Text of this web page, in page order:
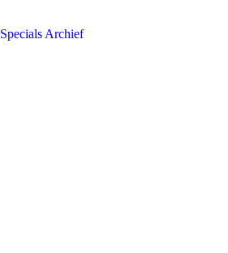
Specials Archief